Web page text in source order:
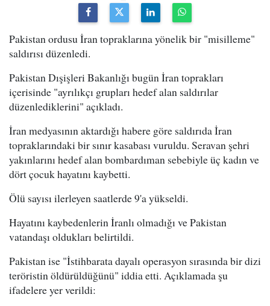
Pakistan ordusu İran topraklarına yönelik bir "misilleme"
saldırısı düzenledi.
Pakistan Dışişleri Bakanlığı bugün İran toprakları
içerisinde "ayrılıkçı grupları hedef alan saldırılar
düzenlediklerini" açıkladı.
İran medyasının aktardığı habere göre saldırıda İran
topraklarındaki bir sınır kasabası vuruldu. Seravan şehri
yakınlarını hedef alan bombardıman sebebiyle üç kadın ve
dört çocuk hayatını kaybetti.
Ölü sayısı ilerleyen saatlerde 9'a yükseldi.
Hayatını kaybedenlerin İranlı olmadığı ve Pakistan
vatandaşı oldukları belirtildi.
Pakistan ise "İstihbarata dayalı operasyon sırasında bir dizi
teröristin öldürüldüğünü" iddia etti. Açıklamada şu
ifadelere yer verildi: